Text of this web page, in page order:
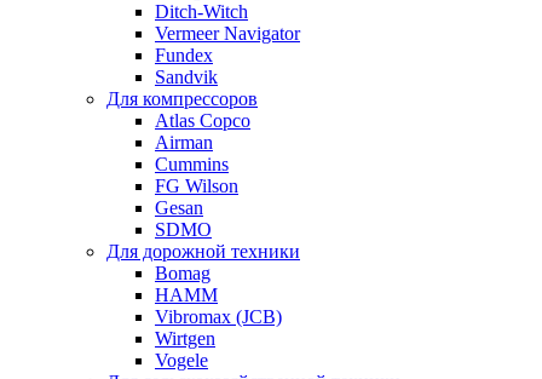
Ditch-Witch
Vermeer Navigator
Fundex
Sandvik
Для компрессоров
Atlas Copco
Airman
Cummins
FG Wilson
Gesan
SDMO
Для дорожной техники
Bomag
HAMM
Vibromax (JCB)
Wirtgen
Vogele